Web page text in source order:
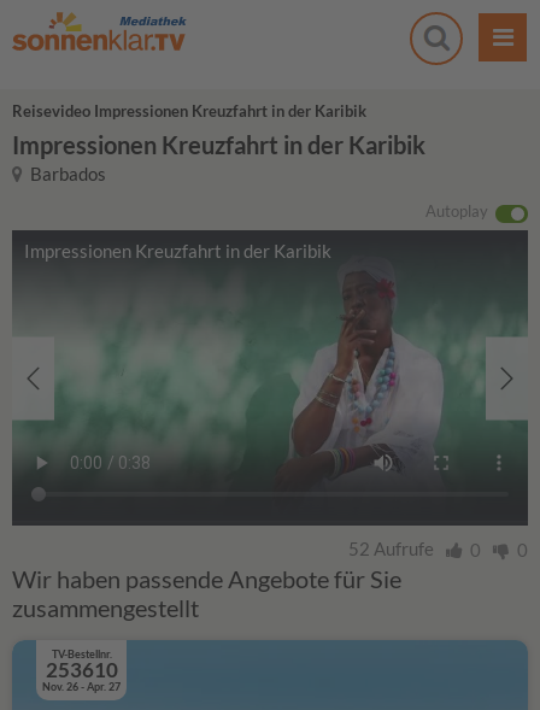
Reisevideo Impressionen Kreuzfahrt in der Karibik
Impressionen Kreuzfahrt in der Karibik
Barbados
Autoplay
Impressionen Kreuzfahrt in der Karibik
52 Aufrufe 0 0
Wir haben passende Angebote für Sie
zusammengestellt
TV-Bestellnr.
253610
Nov. 26 - Apr. 27